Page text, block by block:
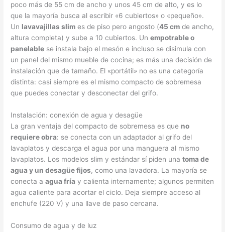
poco más de 55 cm de ancho y unos 45 cm de alto, y es lo
que la mayoría busca al escribir «6 cubiertos» o «pequeño».
Un lavavajillas slim es de piso pero angosto (45 cm de ancho,
altura completa) y sube a 10 cubiertos. Unempotrable o
panelable se instala bajo el mesón e incluso se disimula con
un panel del mismo mueble de cocina; es más una decisión de
instalación que de tamaño. El «portátil» no es una categoría
distinta: casi siempre es el mismo compacto de sobremesa
que puedes conectar y desconectar del grifo.
Instalación: conexión de agua y desagüe
La gran ventaja del compacto de sobremesa es que no
requiere obra: se conecta con un adaptador al grifo del
lavaplatos y descarga el agua por una manguera al mismo
lavaplatos. Los modelos slim y estándar sí piden unatoma de
agua y un desagüe fijos, como una lavadora. La mayoría se
conecta aagua fría y calienta internamente; algunos permiten
agua caliente para acortar el ciclo. Deja siempre acceso al
enchufe (220 V) y una llave de paso cercana.
Consumo de agua y de luz